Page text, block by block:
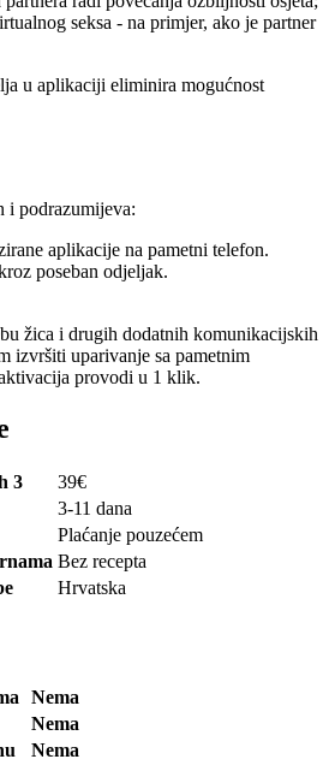
seksa - na primjer, ako je partner
u aplikaciji eliminira mogućnost
i podrazumijeva:
aplikacije na pametni telefon.
poseban odjeljak.
žica i drugih dodatnih komunikacijskih
izvršiti uparivanje sa pametnim
provodi u 1 klik.
3 39€
3-11 dana
Plaćanje pouzećem
Bez recepta
Hrvatska
Nema
Nema
Nema